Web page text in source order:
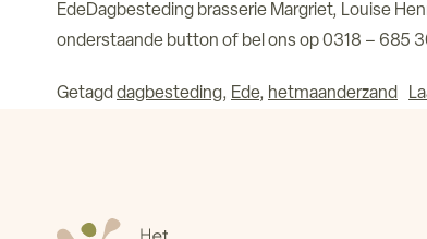
EdeDagbesteding brasserie Margriet, Louise
onderstaande button of bel ons op 0318 – 685
Getagd dagbesteding, Ede, hetmaanderzand